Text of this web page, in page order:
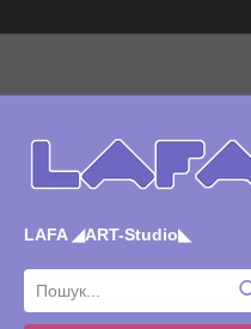
LAFA ◢ART-Studio◣